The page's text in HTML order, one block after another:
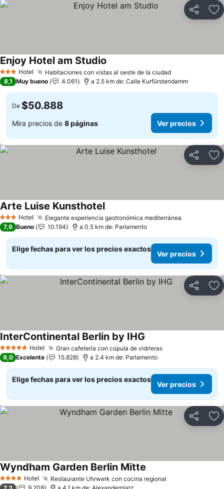
Compartir
3 Estrellas
Hotel Habitaciones con vistas al oeste de la ciudad
Enjoy Hotel am Studio
8,1 Muy bueno 4.061 a 2.5 km de: Calle Kurfürstendamm
De $50.888
Mira precios de 8 páginas Ver precios
Compartir
3 Estrellas
Hotel Elegante experiencia gastronómica mediterránea
Arte Luise Kunsthotel
7,9 Bueno 10.194 a 0.5 km de: Parlamento
Elige fechas para ver los precios exactos
Ver precios
Compartir
5 Estrellas Hotel Gran cafetería con cúpula de vidrieras
InterContinental Berlin by IHG
9,0 Excelente 15.828 a 2.4 km de: Parlamento
Elige fechas para ver los precios exactos
Ver precios
Compartir
4 EstrellasHotel Restaurante Uhrwerk con cocina regional
Wyndham Garden Berlin Mitte